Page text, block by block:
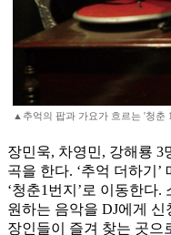
▲추억의 팝과 가요가 흐르는 '청춘
장민욱, 차영민, 강해룡 3
곡을 한다. ‘추억 더하기’
‘청춘1번지’로 이동한다.
원하는 음악을 DJ에게 신
장인들이 즐겨 찾는 곳으